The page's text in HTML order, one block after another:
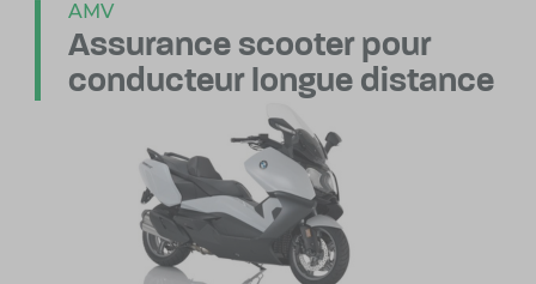
AMV
Assurance scooter pour
conducteur longue distance